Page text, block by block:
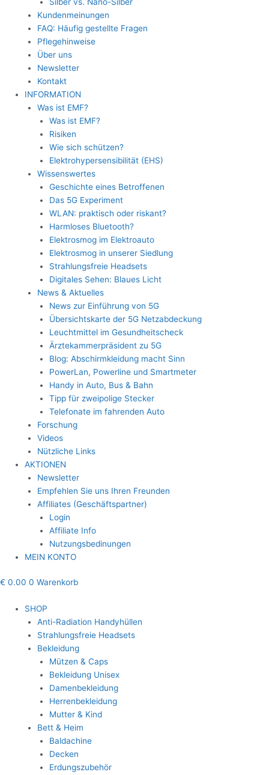
Kundenmeinungen
FAQ: Häufig gestellte Fragen
Pflegehinweise
Über uns
Newsletter
Kontakt
INFORMATION
Was ist EMF?
Was ist EMF?
Risiken
Wie sich schützen?
Elektrohypersensibilität (EHS)
Wissenswertes
Geschichte eines Betroffenen
Das 5G Experiment
WLAN: praktisch oder riskant?
Harmloses Bluetooth?
Elektrosmog im Elektroauto
Elektrosmog in unserer Siedlung
Strahlungsfreie Headsets
Digitales Sehen: Blaues Licht
News & Aktuelles
News zur Einführung von 5G
Übersichtskarte der 5G Netzabdeckung
Leuchtmittel im Gesundheitscheck
Ärztekammerpräsident zu 5G
Blog: Abschirmkleidung macht Sinn
PowerLan, Powerline und Smartmeter
Handy in Auto, Bus & Bahn
Tipp für zweipolige Stecker
Telefonate im fahrenden Auto
Forschung
Videos
Nützliche Links
AKTIONEN
Newsletter
Empfehlen Sie uns Ihren Freunden
Affiliates (Geschäftspartner)
Login
Affiliate Info
Nutzungsbedinungen
MEIN KONTO
€ 0.00 0 Warenkorb
SHOP
Anti-Radiation Handyhüllen
Strahlungsfreie Headsets
Bekleidung
Mützen & Caps
Bekleidung Unisex
Damenbekleidung
Herrenbekleidung
Mutter & Kind
Bett & Heim
Baldachine
Decken
Erdungszubehör